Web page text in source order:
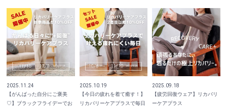
2025.11.24
【がんばった自分にご褒美
♡】ブラックフライデーでお
2025.10.19
【今日の疲れを着て癒す！】
リカバリーケアプラスで毎日
2025.09.18
【疲労回復ウェア】リカバリ
ーケアプラス